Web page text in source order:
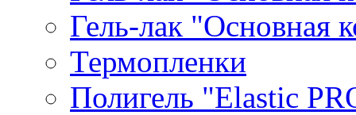
Гель-лак "Основная
Термопленки
Полигель "Elastic